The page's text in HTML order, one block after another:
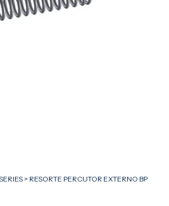
> RESORTE PERCUTOR EXTERNO BP